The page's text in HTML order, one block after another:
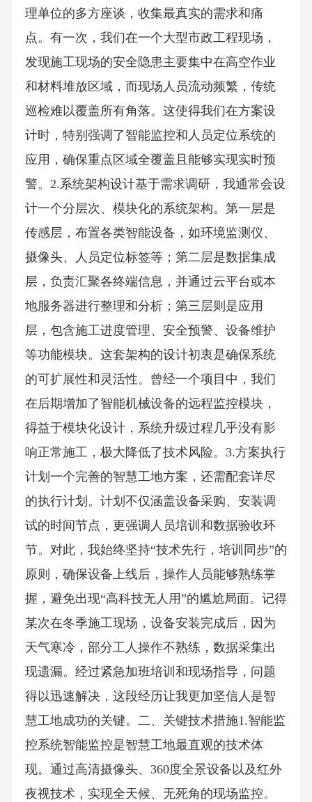
理单位的多方座谈，收集最真实的需求和痛
点。有一次，我们在一个大型市政工程现场，
发现施工现场的安全隐患主要集中在高空作业
和材料堆放区域，而现场人员流动频繁，传统
巡检难以覆盖所有角落。这使得我们在方案设
计时，特别强调了智能监控和人员定位系统的
应用，确保重点区域全覆盖且能够实现实时预
警。2.系统架构设计基于需求调研，我通常会设
计一个分层次、模块化的系统架构。第一层是
传感层，布置各类智能设备，如环境监测仪、
摄像头、人员定位标签等；第二层是数据集成
层，负责汇聚各终端信息，并通过云平台或本
地服务器进行整理和分析；第三层则是应用
层，包含施工进度管理、安全预警、设备维护
等功能模块。这套架构的设计初衷是确保系统
的可扩展性和灵活性。曾经一个项目中，我们
在后期增加了智能机械设备的远程监控模块，
得益于模块化设计，系统升级过程几乎没有影
响正常施工，极大降低了技术风险。3.方案执行
计划一个完善的智慧工地方案，还需配套详尽
的执行计划。计划不仅涵盖设备采购、安装调
试的时间节点，更强调人员培训和数据验收环
节。对此，我始终坚持“技术先行，培训同步”的
原则，确保设备上线后，操作人员能够熟练掌
握，避免出现“高科技无人用”的尴尬局面。记得
某次在冬季施工现场，设备安装完成后，因为
天气寒冷，部分工人操作不熟练，数据采集出
现遗漏。经过紧急加班培训和现场指导，问题
得以迅速解决，这段经历让我更加坚信人是智
慧工地成功的关键。二、关键技术措施1.智能监
控系统智能监控是智慧工地最直观的技术体
现。通过高清摄像头、360度全景设备以及红外
夜视技术，实现全天候、无死角的现场监控。